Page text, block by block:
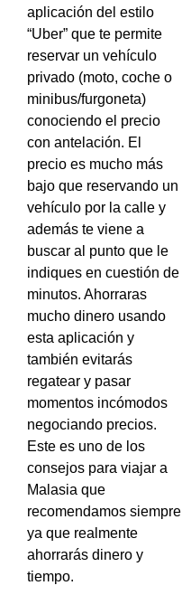
aplicación del estilo
“Uber” que te permite
reservar un vehículo
privado (moto, coche o
minibus/furgoneta)
conociendo el precio
con antelación. El
precio es mucho más
bajo que reservando un
vehículo por la calle y
además te viene a
buscar al punto que le
indiques en cuestión de
minutos. Ahorraras
mucho dinero usando
esta aplicación y
también evitarás
regatear y pasar
momentos incómodos
negociando precios.
Este es uno de los
consejos para viajar a
Malasia que
recomendamos siempre
ya que realmente
ahorrarás dinero y
tiempo.